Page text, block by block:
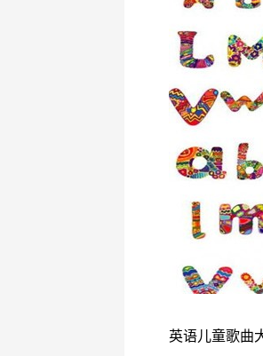
英语儿童歌曲